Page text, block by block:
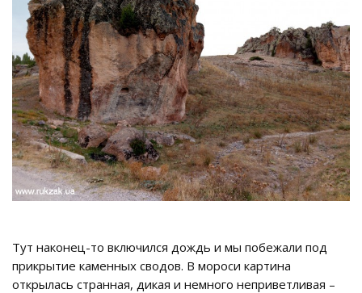
Тут наконец-то включился дождь и мы побежали под
прикрытие каменных сводов. В мороси картина
открылась странная, дикая и немного неприветливая –